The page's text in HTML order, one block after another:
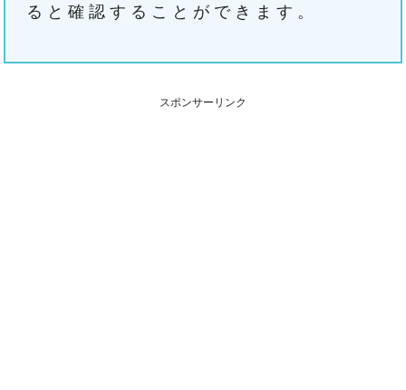
ると確認することができます。
スポンサーリンク